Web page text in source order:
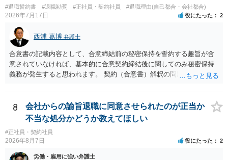
いてみるしかありませんが、旧日弁連規準を使った着手金・成功報酬
方式と着手金ゼロまたは少額で成功報酬大目の方式のどちらかが多い
と思います（個々の弁護士次第なので一般化はできません）。 早めに
弁護士に直接面談で相談されることをお勧めします。
#退職誓約書 #退職勧奨 #正社員・契約社員 #退職理由(自己都合・会社都合)
2026年7月17日 役にたった 2
西浦 嘉博 弁護士
合意書の記載内容として、合意締結前の秘密保持を誓約する趣旨が含
意されていなければ、基本的に合意契約締結後に関してのみ秘密保持
義務が発生すると思われます。 契約（合意書）解釈の問題ですので、
場合、最寄りの法律事務所で相談されることを検討ください。
8
会社からの諭旨退職に同意させられたのが正当か
不当な処分かどうか教えてほしい
#正社員・契約社員
2026年8月7日 役にたった 2
労働・雇用に強い弁護士